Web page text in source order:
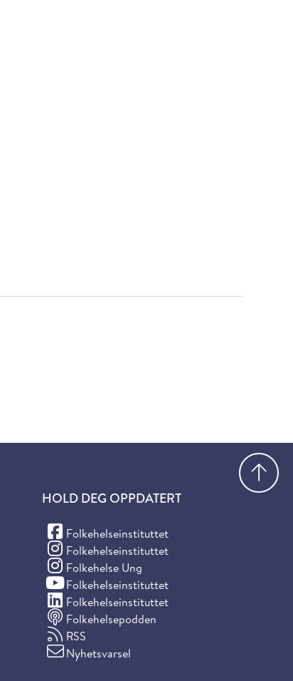
HOLD DEG OPPDATERT
Folkehelseinstituttet
(Facebook)
Folkehelseinstituttet
(Instagram)
Folkehelse Ung
(Instagram)
Folkehelseinstituttet
(YouTube)
Folkehelseinstituttet
(LinkedIn)
Folkehelsepodden
RSS
Nyhetsvarsel